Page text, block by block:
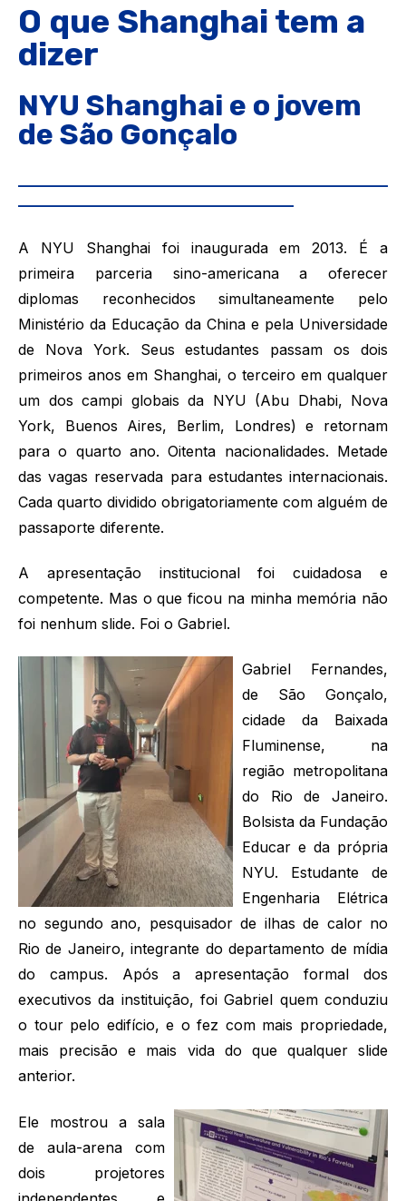
O que Shanghai tem a
dizer
NYU Shanghai e o jovem
de São Gonçalo
A NYU Shanghai foi inaugurada em 2013. É a
primeira parceria sino-americana a oferecer
diplomas reconhecidos simultaneamente pelo
Ministério da Educação da China e pela Universidade
de Nova York. Seus estudantes passam os dois
primeiros anos em Shanghai, o terceiro em qualquer
um dos campi globais da NYU (Abu Dhabi, Nova
York, Buenos Aires, Berlim, Londres) e retornam
para o quarto ano. Oitenta nacionalidades. Metade
das vagas reservada para estudantes internacionais.
Cada quarto dividido obrigatoriamente com alguém de
passaporte diferente.
A apresentação institucional foi cuidadosa e
competente. Mas o que ficou na minha memória não
foi nenhum slide. Foi o Gabriel.
Gabriel Fernandes,
de São Gonçalo,
cidade da Baixada
Fluminense, na
região metropolitana
do Rio de Janeiro.
Bolsista da Fundação
Educar e da própria
NYU. Estudante de
Engenharia Elétrica
no segundo ano, pesquisador de ilhas de calor no
Rio de Janeiro, integrante do departamento de mídia
do campus. Após a apresentação formal dos
executivos da instituição, foi Gabriel quem conduziu
o tour pelo edifício, e o fez com mais propriedade,
mais precisão e mais vida do que qualquer slide
anterior.
Ele mostrou a sala
de aula-arena com
dois projetores